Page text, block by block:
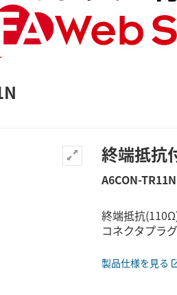
終端抵抗
A6CON-TR11N
終端抵抗
コネクタプラグ
製品仕様を見る